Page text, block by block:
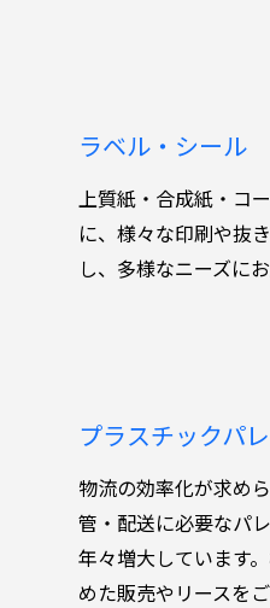
ラベル・シール
上質紙・合成紙・コ
に、様々な印刷や抜
し、多様なニーズに
プラスチックパ
物流の効率化が求め
管・配送に必要なパ
年々増大しています
めた販売やリースを